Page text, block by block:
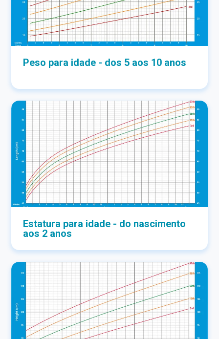
Peso para idade - dos 5 aos 10 anos
Estatura para idade - do nascimento
aos 2 anos